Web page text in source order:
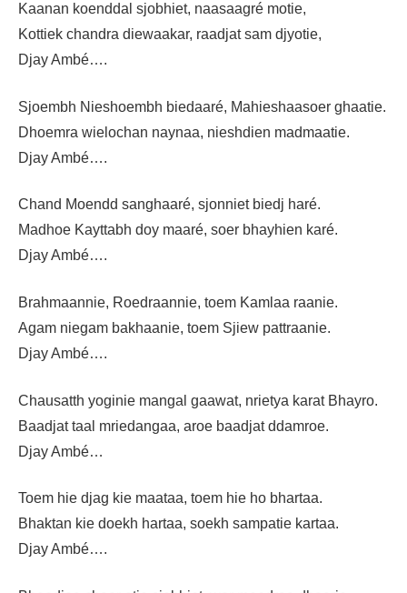
Kaanan koenddal sjobhiet, naasaagré motie,
Kottiek chandra diewaakar, raadjat sam djyotie,
Djay Ambé….
Sjoembh Nieshoembh biedaaré, Mahieshaasoer ghaatie.
Dhoemra wielochan naynaa, nieshdien madmaatie.
Djay Ambé….
Chand Moendd sanghaaré, sjonniet biedj haré.
Madhoe Kayttabh doy maaré, soer bhayhien karé.
Djay Ambé….
Brahmaannie, Roedraannie, toem Kamlaa raanie.
Agam niegam bakhaanie, toem Sjiew pattraanie.
Djay Ambé….
Chausatth yoginie mangal gaawat, nrietya karat Bhayro.
Baadjat taal mriedangaa, aroe baadjat ddamroe.
Djay Ambé…
Toem hie djag kie maataa, toem hie ho bhartaa.
Bhaktan kie doekh hartaa, soekh sampatie kartaa.
Djay Ambé….